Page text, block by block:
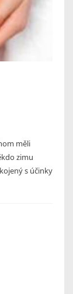
měli
zimu
s účinky